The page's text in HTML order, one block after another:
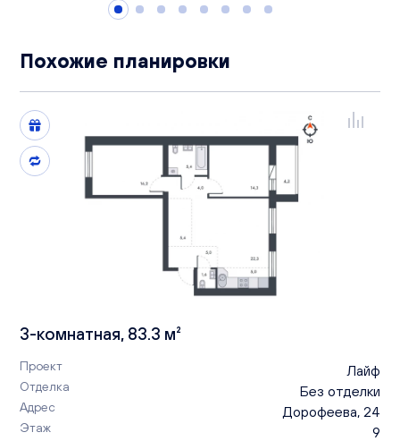
Похожие планировки
3-комнатная, 83.3 м²
Проект Лайф
Отделка Без отделки
Адрес Дорофеева, 24
Этаж 9